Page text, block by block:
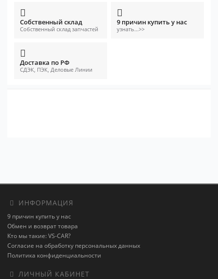
Собственный склад
Собственный склад запчастей
9 причин купить у нас
узнать...>>
Доставка по РФ
СДЭК, ПЭК, Деловые Линии
ИНФОРМАЦИЯ
9 причин купить у нас
Обмен и возврат товара
Кто мы такие: VS-CAR?
Согласие на обработку персональных данных
Политика конфиденциальности
ЛИЧНЫЙ КАБИНЕТ